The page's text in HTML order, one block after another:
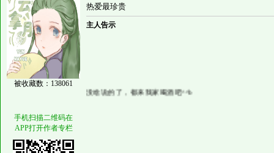
被收藏数：138061
热爱最珍贵
主人告示
没啥说的了，都来我家喝酒吧^^b
手机扫描二维码在
APP打开作者专栏